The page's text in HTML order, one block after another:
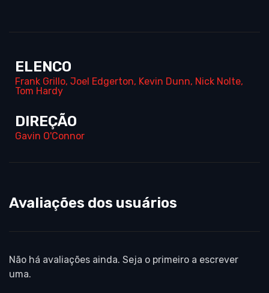
ELENCO
Frank Grillo, Joel Edgerton, Kevin Dunn, Nick Nolte,
Tom Hardy
DIREÇÃO
Gavin O'Connor
Avaliações dos usuários
Não há avaliações ainda. Seja o primeiro a escrever
uma.